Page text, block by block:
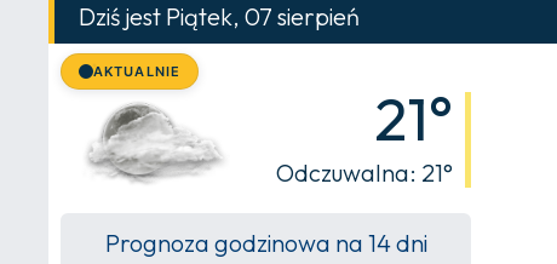
Dziś jest Piątek, 07 sierpień
AKTUALNIE
21°
Odczuwalna: 21°
Prognoza godzinowa na 14 dni